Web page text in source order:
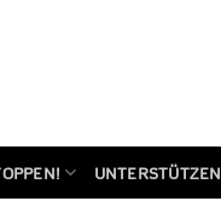
UNTERSTÜTZEN